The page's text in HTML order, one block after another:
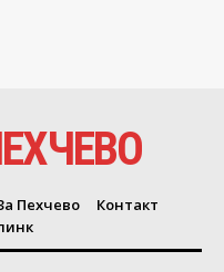
Пехчево
Контакт